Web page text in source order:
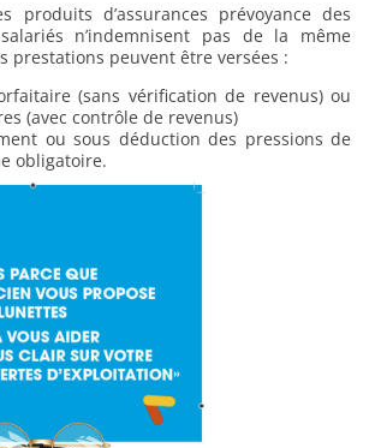
produits d’assurances prévoyance des
n’indemnisent pas de la même
prestations peuvent être versées :
(sans vérification de revenus) ou
(avec contrôle de revenus)
ou sous déduction des pressions de
obligatoire.